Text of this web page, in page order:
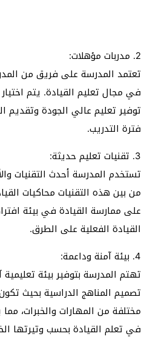
2. مدربات مؤهلات:
تعتمد المدرسة على فريق من
في مجال تعليم القيادة. يتم
توفير تعليم عالي الجودة وتقديم
فترة التدريب.
3. تقنيات تعليم حديثة:
تستخدم المدرسة أحدث التقنيات
من بين هذه التقنيات محاكيات
على ممارسة القيادة في بيئة
القيادة الفعلية على الطرق.
4. بيئة آمنة وداعمة:
تهتم المدرسة بتوفير بيئة
تصميم المناهج الدراسية بحيث
مختلفة من المهارات والخبرات،
في تعلم القيادة بحسب وتيرتها